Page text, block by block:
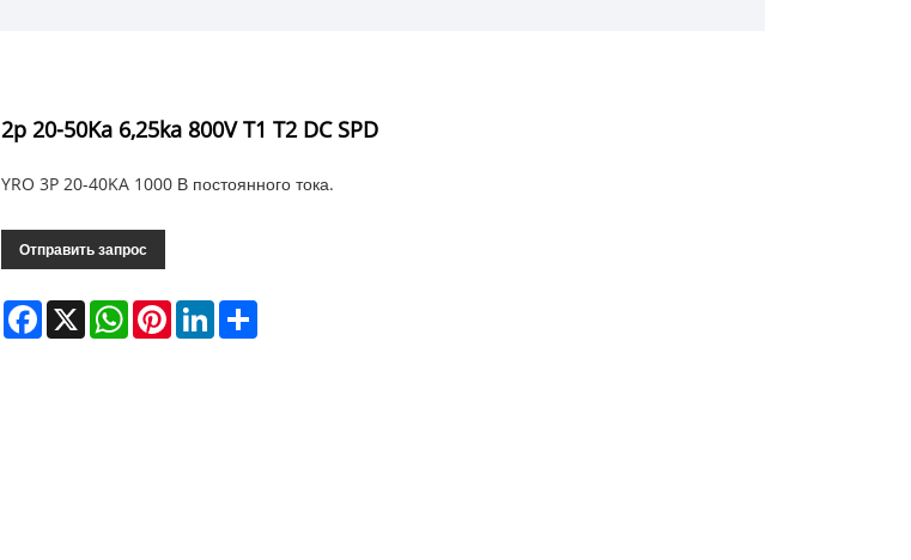
2p 20-50Ka 6,25ka 800V T1 T2 DC SPD
YRO 3P 20-40KA 1000 В постоянного тока.
Отправить запрос
Facebook
X WhatsAppPinterestLinkedIn